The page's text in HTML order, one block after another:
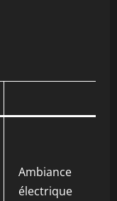
Ambiance
électrique